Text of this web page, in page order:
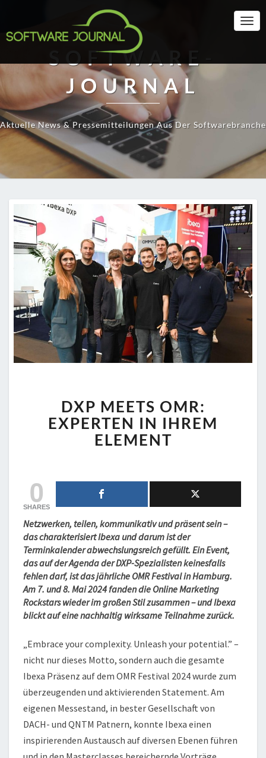
SOFTWARE-
JOURNAL
Aktuelle News & Pressemitteilungen Aus Der Softwarebranche
MEETS
OMR:
EXPERTEN
IN
DXP MEETS OMR:
EXPERTEN IN IHREM
ELEMENT
0
SHARES
Netzwerken, teilen, kommunikativ und präsent sein –
das charakterisiert Ibexa und darum ist der
Terminkalender abwechslungsreich gefüllt. Ein Event,
das auf der Agenda der DXP-Spezialisten keinesfalls
fehlen darf, ist das jährliche OMR Festival in Hamburg.
Am 7. und 8. Mai 2024 fanden die Online Marketing
Rockstars wieder im großen Stil zusammen – und Ibexa
blickt auf eine nachhaltig wirksame Teilnahme zurück.
„Embrace your complexity. Unleash your potential.” –
nicht nur dieses Motto, sondern auch die gesamte
Ibexa Präsenz auf dem OMR Festival 2024 wurde zum
überzeugenden und aktivierenden Statement. Am
eigenen Messestand, in bester Gesellschaft von
DACH- und QNTM Patnern, konnte Ibexa einen
inspirierenden Austausch auf diversen Ebenen führen